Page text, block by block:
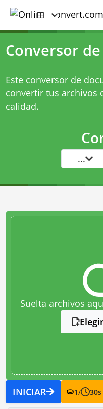
Conversor de
Este conversor de
convertir tus archivos
calidad.
...
Suelta archivos
INICIAR 1/ 30s